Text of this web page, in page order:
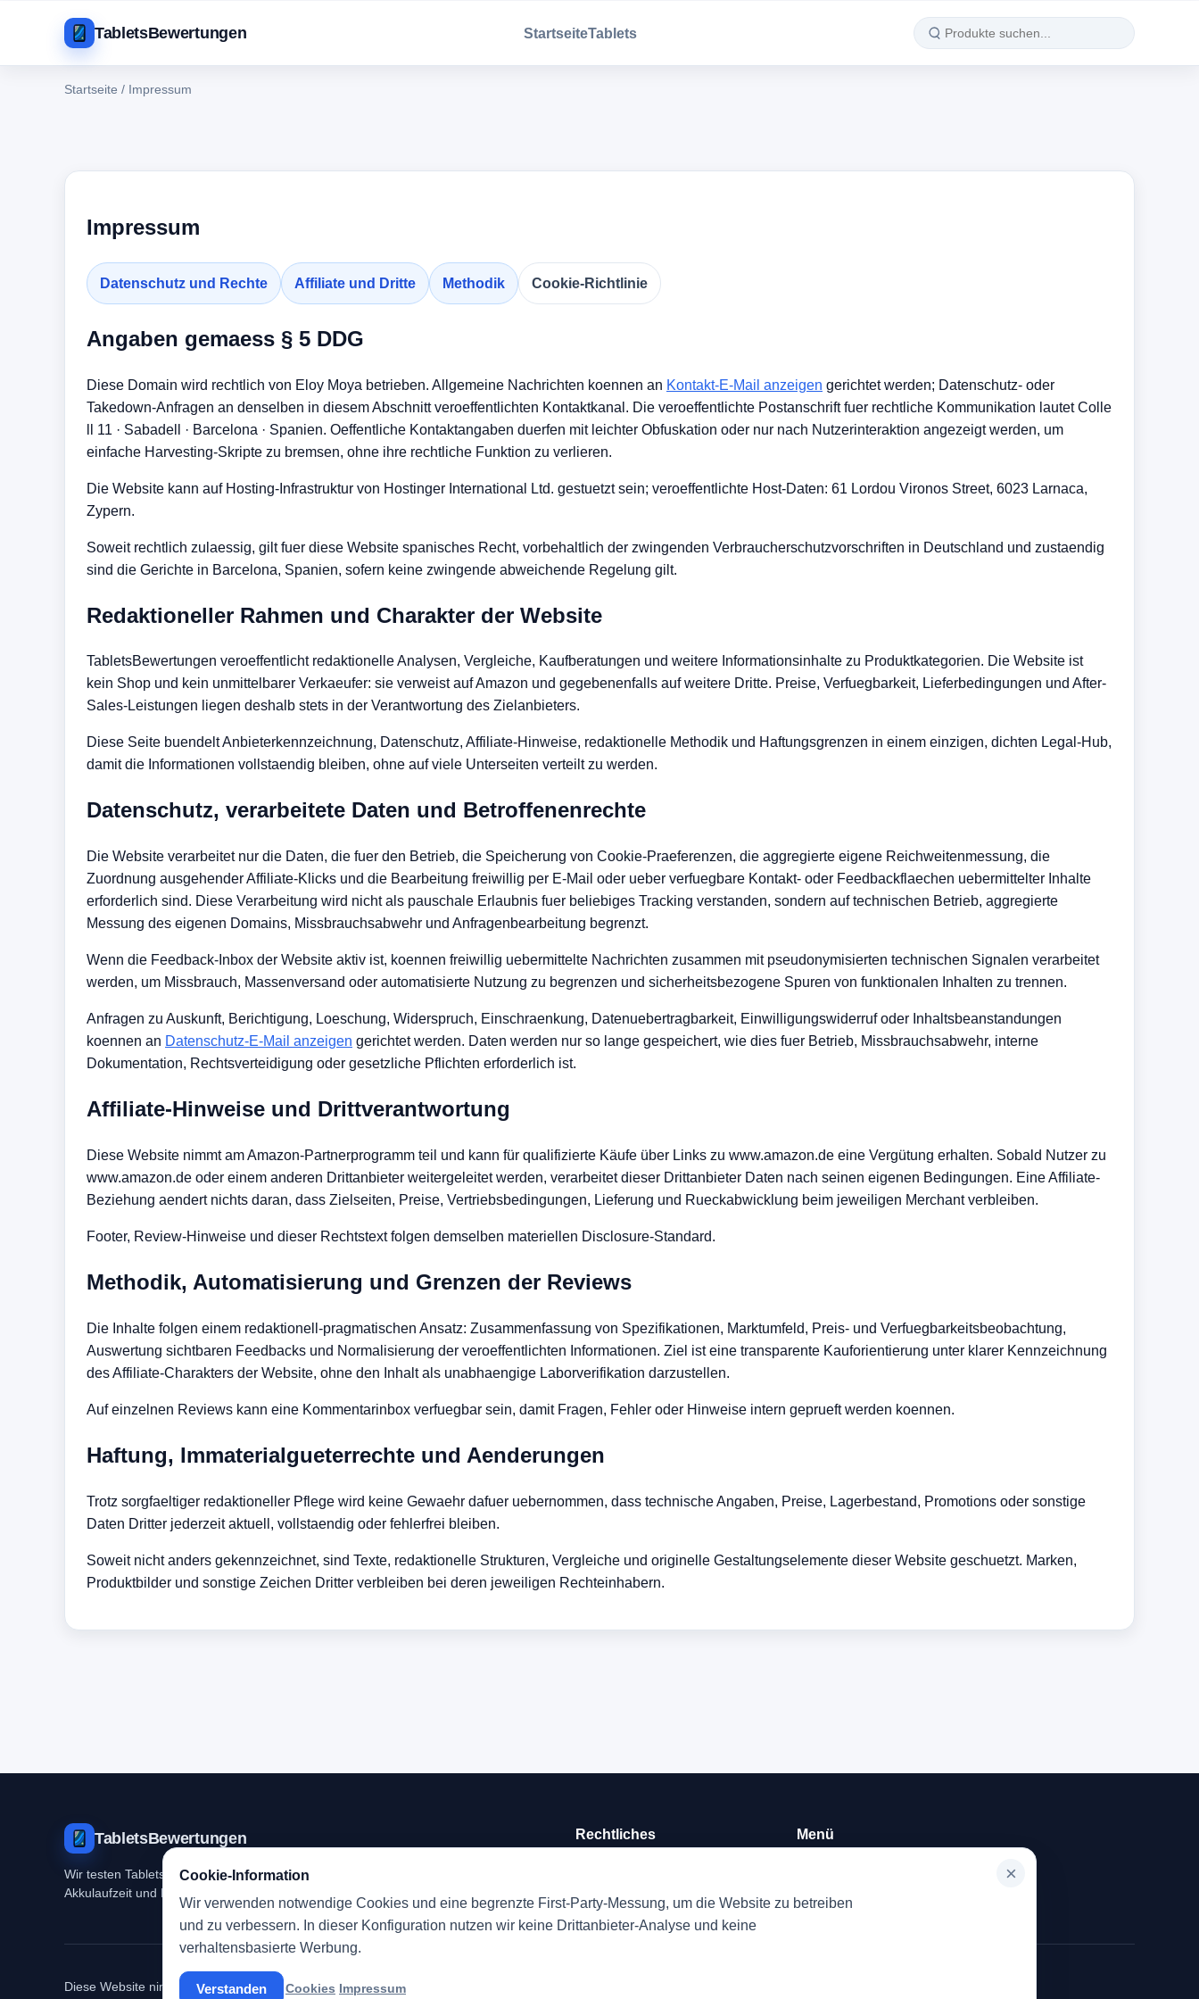
TabletsBewertungen StartseiteTablets
Startseite / Impressum
Impressum
Datenschutz und Rechte Affiliate und Dritte Methodik Cookie-Richtlinie
Angaben gemaess § 5 DDG
Diese Domain wird rechtlich von Eloy Moya betrieben. Allgemeine Nachrichten koennen an Kontakt-E-Mail anzeigen gerichtet werden; Datenschutz- oder
Takedown-Anfragen an denselben in diesem Abschnitt veroeffentlichten Kontaktkanal. Die veroeffentlichte Postanschrift fuer rechtliche Kommunikation lautetCo e
l 11 · Sabade · Barce ona · Spanien. Oeffentliche Kontaktangaben duerfen mit leichter Obfuskation oder nur nach Nutzerinteraktion angezeigt werden, um
einfache Harvesting-Skripte zu bremsen, ohne ihre rechtliche Funktion zu verlieren.
Die Website kann auf Hosting-Infrastruktur von Hostinger International Ltd. gestuetzt sein; veroeffentlichte Host-Daten: 61 Lordou Vironos Street, 6023 Larnaca,
Zypern.
Soweit rechtlich zulaessig, gilt fuer diese Website spanisches Recht, vorbehaltlich der zwingenden Verbraucherschutzvorschriften in Deutschland und zustaendig
sind die Gerichte in Barcelona, Spanien, sofern keine zwingende abweichende Regelung gilt.
Redaktioneller Rahmen und Charakter der Website
TabletsBewertungen veroeffentlicht redaktionelle Analysen, Vergleiche, Kaufberatungen und weitere Informationsinhalte zu Produktkategorien. Die Website ist
kein Shop und kein unmittelbarer Verkaeufer: sie verweist auf Amazon und gegebenenfalls auf weitere Dritte. Preise, Verfuegbarkeit, Lieferbedingungen und After-
Sales-Leistungen liegen deshalb stets in der Verantwortung des Zielanbieters.
Diese Seite buendelt Anbieterkennzeichnung, Datenschutz, Affiliate-Hinweise, redaktionelle Methodik und Haftungsgrenzen in einem einzigen, dichten Legal-Hub,
damit die Informationen vollstaendig bleiben, ohne auf viele Unterseiten verteilt zu werden.
Datenschutz, verarbeitete Daten und Betroffenenrechte
Die Website verarbeitet nur die Daten, die fuer den Betrieb, die Speicherung von Cookie-Praeferenzen, die aggregierte eigene Reichweitenmessung, die
Zuordnung ausgehender Affiliate-Klicks und die Bearbeitung freiwillig per E-Mail oder ueber verfuegbare Kontakt- oder Feedbackflaechen uebermittelter Inhalte
erforderlich sind. Diese Verarbeitung wird nicht als pauschale Erlaubnis fuer beliebiges Tracking verstanden, sondern auf technischen Betrieb, aggregierte
Messung des eigenen Domains, Missbrauchsabwehr und Anfragenbearbeitung begrenzt.
Wenn die Feedback-Inbox der Website aktiv ist, koennen freiwillig uebermittelte Nachrichten zusammen mit pseudonymisierten technischen Signalen verarbeitet
werden, um Missbrauch, Massenversand oder automatisierte Nutzung zu begrenzen und sicherheitsbezogene Spuren von funktionalen Inhalten zu trennen.
Anfragen zu Auskunft, Berichtigung, Loeschung, Widerspruch, Einschraenkung, Datenuebertragbarkeit, Einwilligungswiderruf oder Inhaltsbeanstandungen
koennen an Datenschutz-E-Mail anzeigen gerichtet werden. Daten werden nur so lange gespeichert, wie dies fuer Betrieb, Missbrauchsabwehr, interne
Dokumentation, Rechtsverteidigung oder gesetzliche Pflichten erforderlich ist.
Affiliate-Hinweise und Drittverantwortung
Diese Website nimmt am Amazon-Partnerprogramm teil und kann für qualifizierte Käufe über Links zu www.amazon.de eine Vergütung erhalten. Sobald Nutzer zu
www.amazon.de oder einem anderen Drittanbieter weitergeleitet werden, verarbeitet dieser Drittanbieter Daten nach seinen eigenen Bedingungen. Eine Affiliate-
Beziehung aendert nichts daran, dass Zielseiten, Preise, Vertriebsbedingungen, Lieferung und Rueckabwicklung beim jeweiligen Merchant verbleiben.
Footer, Review-Hinweise und dieser Rechtstext folgen demselben materiellen Disclosure-Standard.
Methodik, Automatisierung und Grenzen der Reviews
Die Inhalte folgen einem redaktionell-pragmatischen Ansatz: Zusammenfassung von Spezifikationen, Marktumfeld, Preis- und Verfuegbarkeitsbeobachtung,
Auswertung sichtbaren Feedbacks und Normalisierung der veroeffentlichten Informationen. Ziel ist eine transparente Kauforientierung unter klarer Kennzeichnung
des Affiliate-Charakters der Website, ohne den Inhalt als unabhaengige Laborverifikation darzustellen.
Auf einzelnen Reviews kann eine Kommentarinbox verfuegbar sein, damit Fragen, Fehler oder Hinweise intern geprueft werden koennen.
Haftung, Immaterialgueterrechte und Aenderungen
Trotz sorgfaeltiger redaktioneller Pflege wird keine Gewaehr dafuer uebernommen, dass technische Angaben, Preise, Lagerbestand, Promotions oder sonstige
Daten Dritter jederzeit aktuell, vollstaendig oder fehlerfrei bleiben.
Soweit nicht anders gekennzeichnet, sind Texte, redaktionelle Strukturen, Vergleiche und originelle Gestaltungselemente dieser Website geschuetzt. Marken,
Produktbilder und sonstige Zeichen Dritter verbleiben bei deren jeweiligen Rechteinhabern.
TabletsBewertungen
Wir testen Tablets und Zubehör mit Fokus auf Alltagstauglichkeit, Displayqualität,
Akkulaufzeit und Preis-Leistungs-Verhältnis.
Rechtliches
Cookies
Menü
Tablets
Diese Website nimmt am Amazon-Partnerprogramm teil und kann für qualifizierte Käufe über Links zu www.amazon.de eine Vergütung erhalten.
×
Cookie-Information
Wir verwenden notwendige Cookies und eine begrenzte First-Party-Messung, um die Website zu betreiben
und zu verbessern. In dieser Konfiguration nutzen wir keine Drittanbieter-Analyse und keine
verhaltensbasierte Werbung.
Verstanden Cookies Impressum